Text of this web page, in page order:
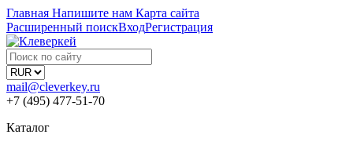
Главная Напишите нам Карта сайта
Расширенный поискВходРегистрация
mail@cleverkey.ru
+7 (495) 477-51-70
Каталог